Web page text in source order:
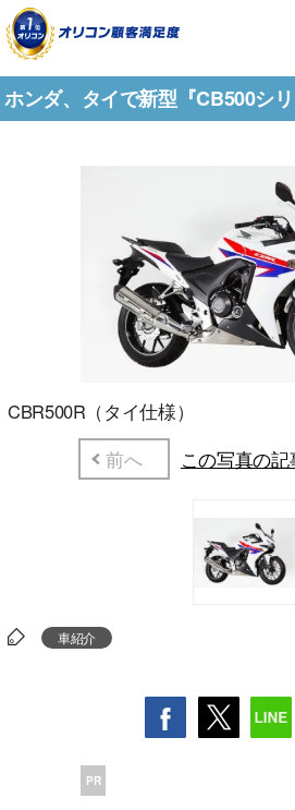
ホンダ、タイで新型『CB500シ
CBR500R（タイ仕様）
前へ
この写真の記
車紹介
PR